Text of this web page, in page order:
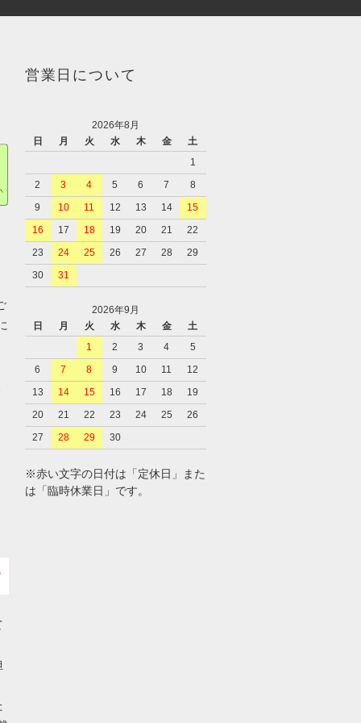
営業日について
2026年8月
日
月 火 水 木 金
土
1
2
3 4 5 6 7
8
9
10 11 12 13 14
15
16
17 18 19 20 21
22
23
24 25 26 27 28
29
30
31
2026年9月
日
月 火 水 木 金
土
1
2 3 4
5
6
7 8 9 10 11
12
13
14 15 16 17 18
19
20
21 22 23 24 25
26
27
28 29 30
※赤い文字の日付は「定休日」また
は「臨時休業日」です。